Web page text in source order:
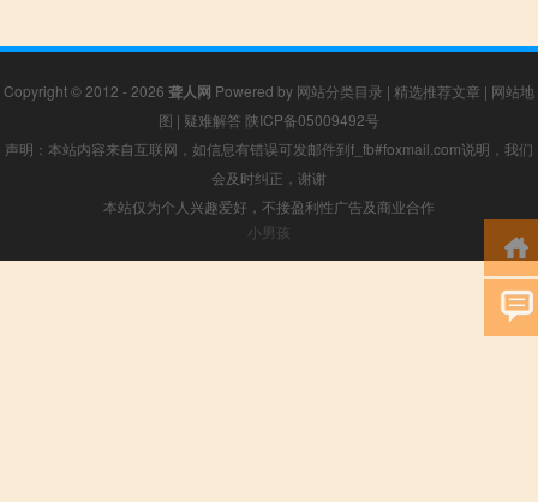
Copyright © 2012 - 2026 聋人网 Powered by 网站分类目录 | 精选推荐文章 | 网站地
图 | 疑难解答 陕ICP备05009492号
声明：本站内容来自互联网，如信息有错误可发邮件到f_fb#foxmail.com说明，我们
会及时纠正，谢谢
本站仅为个人兴趣爱好，不接盈利性广告及商业合作
小男孩